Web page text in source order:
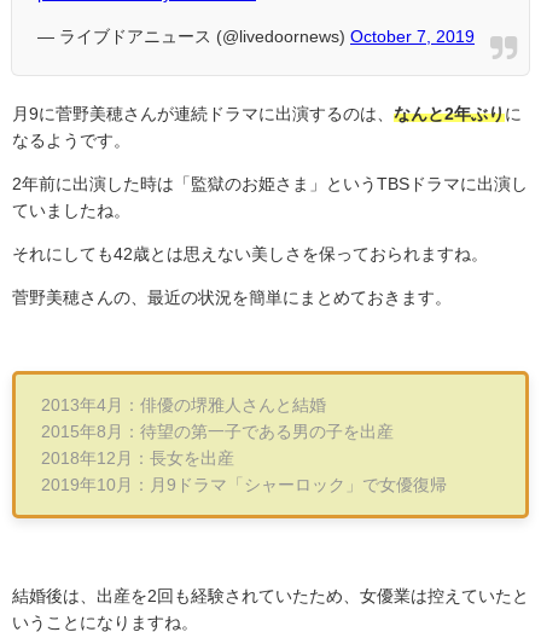
— ライブドアニュース (@livedoornews) October 7, 2019
月 9に菅野美穂さんが連続ドラマに出演するのは、 なんと2年ぶりに
なるようです。
2年前に出演した時は「監獄のお姫さま」という TBS ドラマに出演し
ていましたね。
それにしても42歳とは思えない美しさを保っておられますね。
菅野美穂さんの、最近の状況を簡単にまとめておきます。
2013年4月：俳優の堺雅人さんと結婚
2015年8月：待望の第一子である男の子を出産
2018年12月：長女を出産
2019年10月：月9ドラマ「シャーロック」で女優復帰
結婚後は、出産を2回も経験されていたため、女優業は控えていたと
いうことになりますね。